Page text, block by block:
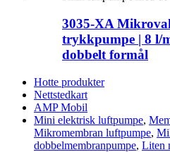
3035-XA
trykkpumpe | 8 l/
dobbelt formål
Hotte produkter
Nettstedkart
AMP Mobil
Mini elektrisk luftpumpe,
Mikromembran luftpumpe,
dobbelmembranpumpe, Liten